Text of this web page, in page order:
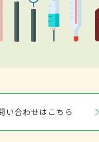
い合わせはこちら